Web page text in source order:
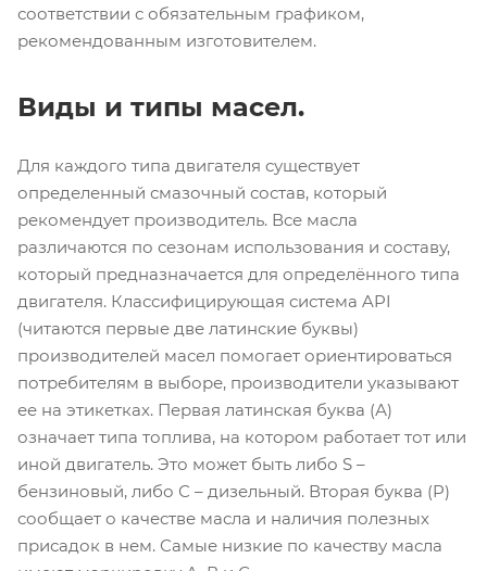
соответствии с обязательным графиком,
рекомендованным изготовителем.
Виды и типы масел.
Для каждого типа двигателя существует
определенный смазочный состав, который
рекомендует производитель. Все масла
различаются по сезонам использования и составу,
который предназначается для определённого типа
двигателя. Классифицирующая система API
(читаются первые две латинские буквы)
производителей масел помогает ориентироваться
потребителям в выборе, производители указывают
ее на этикетках. Первая латинская буква (А)
означает типа топлива, на котором работает тот или
иной двигатель. Это может быть либо S –
бензиновый, либо С – дизельный. Вторая буква (P)
сообщает о качестве масла и наличия полезных
присадок в нем. Самые низкие по качеству масла